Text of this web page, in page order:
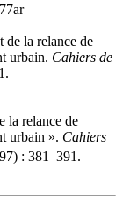
de la relance de
urbain. Cahiers de
la relance de
urbain ». Cahiers
: 381–391.